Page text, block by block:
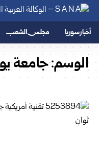
أخبار سوريا مجلس الشعب
الوسم:جامعة